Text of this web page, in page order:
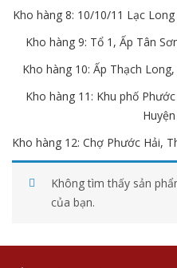
Kho hàng 8: 10/10/11 Lạc
Kho hàng 9: Tổ 1, Ấp Tân
Kho hàng 10: Ấp Thạch
Kho hàng 11: Khu phố
Kho hàng 12: Chợ Phước Hải,
Không tìm thấy sản
của bạn.